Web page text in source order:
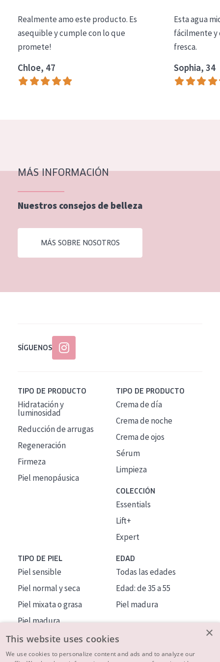
Essentials
Lift+
Expert
Piel madura
Piel menopáusica
EDAD
Realmente amo este producto. Es
asequible y cumple con lo que
promete!
Chloe, 47
Esta agua
fácilmente y
fresca.
Sophia, 34
MÁS INFORMACIÓN
Nuestros consejos de belleza
MÁS SOBRE NOSOTROS
SÍGUENOS
TIPO DE PRODUCTO
Hidratación y
luminosidad
Reducción de arrugas
Regeneración
Firmeza
Piel menopáusica
TIPO DE PRODUCTO
Crema de día
Crema de noche
Crema de ojos
Sérum
Limpieza
COLECCIÓN
Essentials
Lift+
Expert
TIPO DE PIEL
Piel sensible
Piel normal y seca
Piel mixata o grasa
Piel madura
Piel expuesta al sol
Piel menopáusica
EDAD
Todas las edades
Edad: de 35 a 55
Piel madura
×
This website uses cookies
We use cookies to personalize content and ads and to analyze our